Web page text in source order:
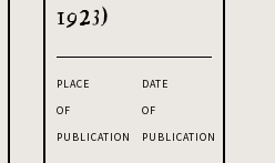
1923)
PLACE
OF
PUBLICATION
DATE
OF
PUBLICATION